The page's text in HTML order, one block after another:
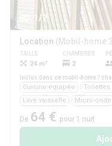
1/2
Location
TAILLE
24 m²
CHAMBRES
2
Inclus dans ce mobil-home /
Cuisine équipée
Lave vaisselle
Micro-onde
De 64 € pour 1 nuit